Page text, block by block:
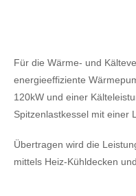
Für die Wärme- und
energieeffiziente
120kW und einer
Spitzenlastkessel mit einer
Übertragen wird die
mittels Heiz-Kühldecken